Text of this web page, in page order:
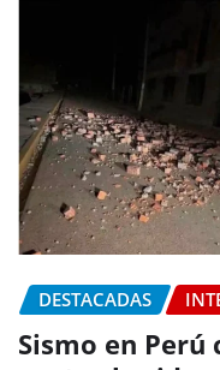
DESTACADAS
Sismo en